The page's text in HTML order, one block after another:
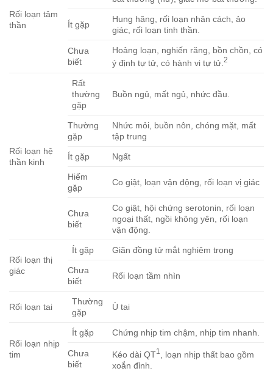
Rối loạn tâm
thần
Ít gặp
Hung hăng, rối loạn nhân cách, ảo
giác, rối loạn tinh thần.
Chưa
biết
Hoảng loạn, nghiến răng, bồn chồn, có
ý định tự tử, có hành vi tự tử.2
Rối loạn hệ
thần kinh
Rất
thường
gặp
Buồn ngủ, mất ngủ, nhức đầu.
Thường
gặp
Nhức mỏi, buồn nôn, chóng mặt, mất
tập trung
Ít gặp Ngất
Hiếm
gặp
Co giật, loạn vận động, rối loạn vị giác
Chưa
biết
Co giật, hội chứng serotonin, rối loạn
ngoại thất, ngồi không yên, rối loạn
vận động.
Rối loạn thị
giác
Ít gặp Giãn đồng tử mắt nghiêm trọng
Chưa
biết
Rối loạn tầm nhìn
Rối loạn tai
Thường
gặp
Ù tai
Rối loạn nhịp
tim
Ít gặp Chứng nhịp tim chậm, nhịp tim nhanh.
Chưa
biết
Kéo dài QT1
, loạn nhịp thất bao gồm
xoắn đỉnh.